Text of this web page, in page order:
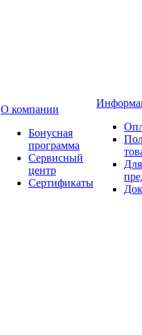
О компании
Бонусная
программа
Сервисный
центр
Сертификаты
Для